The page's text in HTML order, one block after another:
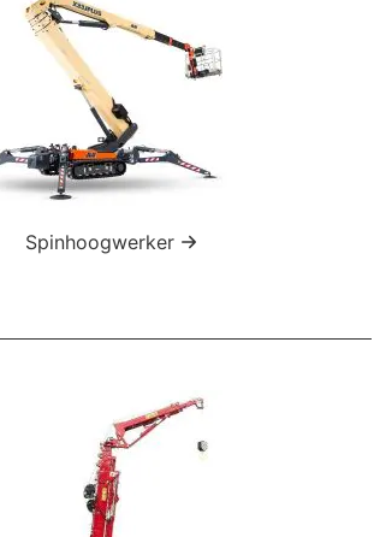
Spinhoogwerker